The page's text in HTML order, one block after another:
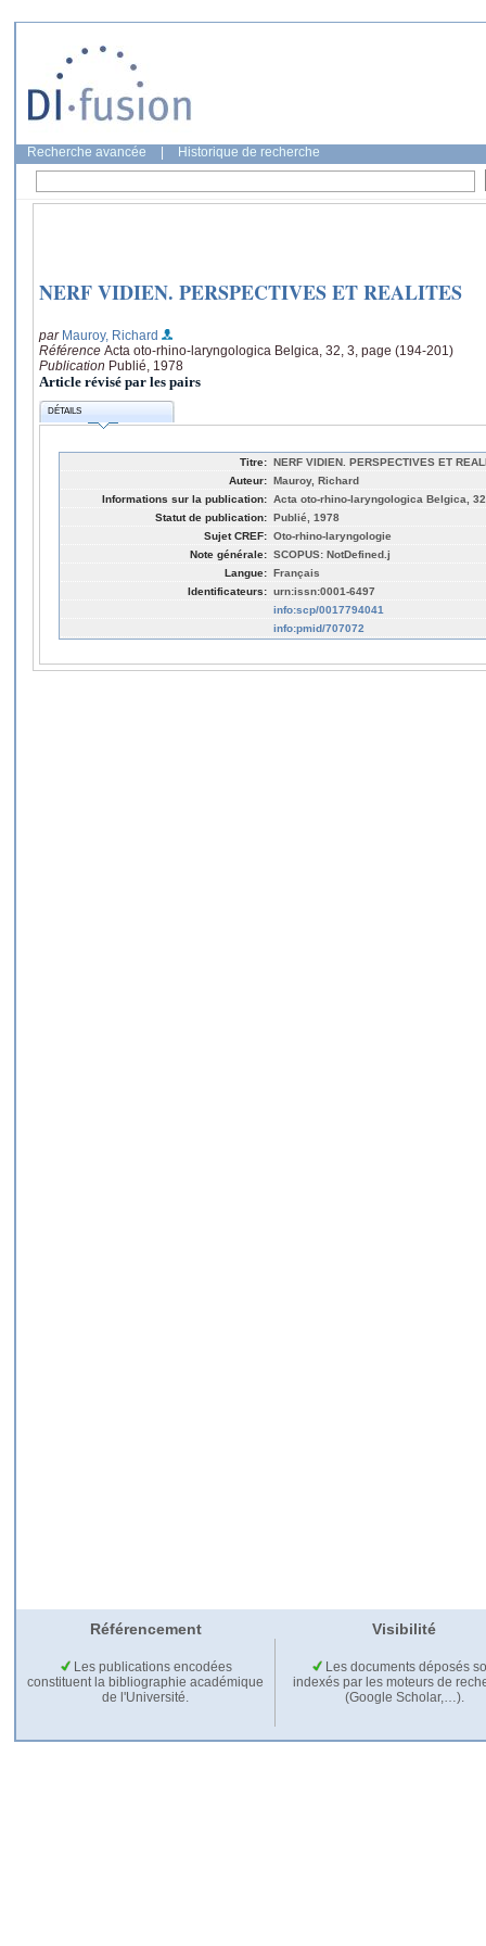
Recherche avancée Historique de recherche
NERF VIDIEN. PERSPECTIVES ET REALITES
par Mauroy, Richard
Référence Acta oto-rhino-laryngologica Belgica, 32, 3, page (194-201)
Publication Publié, 1978
Article révisé par les pairs
DÉTAILS
Titre: NERF VIDIEN. PERSPECTIVES ET
Auteur: Mauroy, Richard
Informations sur la publication: Acta oto-rhino-laryngologica Belgica,
Statut de publication: Publié, 1978
Sujet CREF: Oto-rhino-laryngologie
Note générale: SCOPUS: NotDefined.j
Langue: Français
Identificateurs: urn:issn:0001-6497
info:scp/0017794041
info:pmid/707072
Référencement Visibilité
Les publications encodées
constituent la bibliographie académique
de l'Université.
Les documents déposés
indexés par les moteurs de
(Google Scholar,…).